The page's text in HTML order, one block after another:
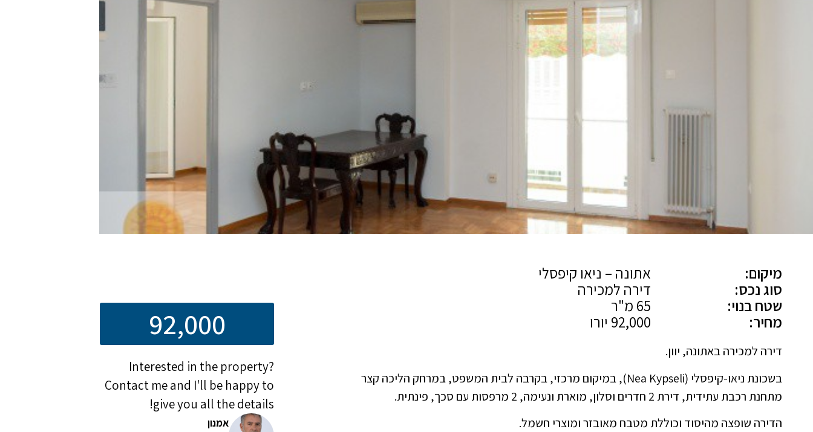
מיקום:
אתונה – ניאו קיפסלי
סוג נכס:
דירה למכירה
שטח בנוי:
מחיר:
דירה למכירה באתונה, יוון.
בשכונת ניאו-קיפסלי (Nea Kypseli), במיקום מרכזי, בקרבה לבית המשפט, במרחק הליכה קצר
מתחנת רכבת עתידית, דירת 2 חדרים וסלון, מוארת ונעימה, 2 מרפסות עם סכך, פינתית.
הדירה שופצה מהיסוד וכוללת מטבח מאובזר ומוצרי חשמל.
92,000
Interested in the property?
Contact me and I'll be happy to
give you all the details!
אמנון